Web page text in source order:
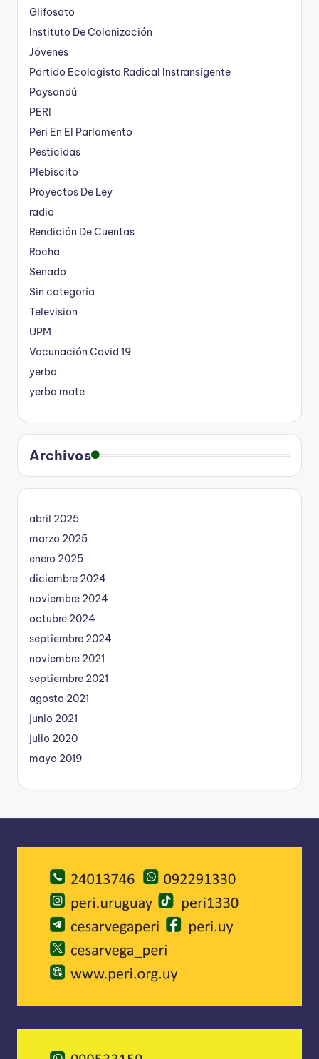
Glifosato
Instituto De Colonización
Jóvenes
Partido Ecologista Radical Instransigente
Paysandú
PERI
Peri En El Parlamento
Pesticidas
Plebiscito
Proyectos De Ley
radio
Rendición De Cuentas
Rocha
Senado
Sin categoría
Television
UPM
Vacunación Covid 19
yerba
yerba mate
Archivos
abril 2025
marzo 2025
enero 2025
diciembre 2024
noviembre 2024
octubre 2024
septiembre 2024
noviembre 2021
septiembre 2021
agosto 2021
junio 2021
julio 2020
mayo 2019